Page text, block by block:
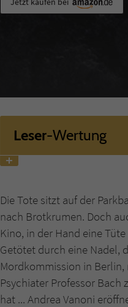
Leser-Wertung
Die Tote sitzt auf der
nach Brotkrumen. Doch
Kino, in der Hand eine
Getötet durch eine Nadel,
Mordkommission in
Psychiater Professor Bach
hat ... Andrea Vanoni